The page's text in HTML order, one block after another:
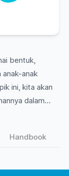
bentuk,
anak-anak
ini, kita akan
dalam
Handbook